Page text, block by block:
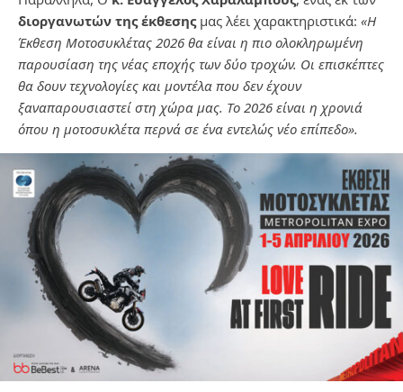
διοργανωτών της έκθεσηςμας λέει χαρακτηριστικά: «Η
Έκθεση Μοτοσυκλέτας 2026 θα είναι η πιο ολοκληρωμένη
παρουσίαση της νέας εποχής των δύο τροχών. Οι επισκέπτες
θα δουν τεχνολογίες και μοντέλα που δεν έχουν
ξαναπαρουσιαστεί στη χώρα μας. Το 2026 είναι η χρονιά
όπου η μοτοσυκλέτα περνά σε ένα εντελώς νέο επίπεδο».